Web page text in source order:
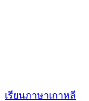
เรียนภาษาเกาหลี